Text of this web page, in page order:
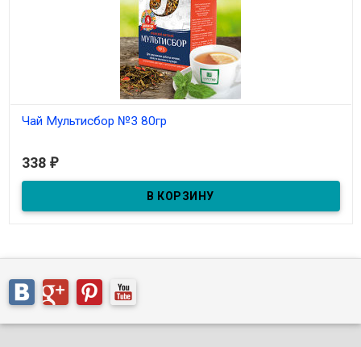
Чай Мультисбор №3 80гр
крымских растений.
338 ₽